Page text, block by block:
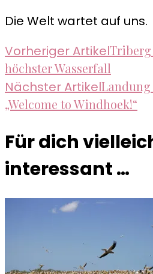
Die Welt wartet auf uns.
Vorheriger ArtikelTriberg
höchster Wasserfall
Nächster Artikel
„Welcome to Windhoek!“
Für dich
interessant …